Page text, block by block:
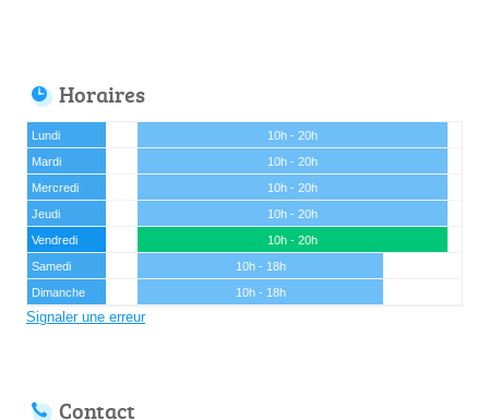
Horaires
Lundi
10h - 20h
Mardi
10h - 20h
Mercredi
10h - 20h
Jeudi
10h - 20h
Vendredi
10h - 20h
Samedi
10h - 18h
Dimanche
10h - 18h
Signaler une erreur
Contact